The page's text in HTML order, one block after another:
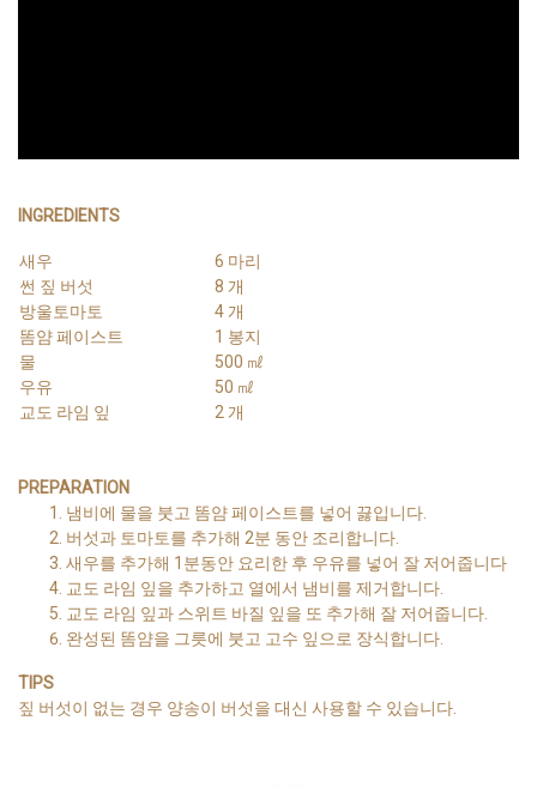
INGREDIENTS
새우
썬 짚 버섯
방울토마토
똠얌 페이스트
물
우유
교도 라임 잎
6 마리
8 개
4 개
1 봉지
500 ㎖
50 ㎖
2 개
PREPARATION
냄비에 물을 붓고 똠얌 페이스트를 넣어 끓입니다.
버섯과 토마토를 추가해 2분 동안 조리합니다.
새우를 추가해 1분동안 요리한 후 우유를 넣어 잘 저어줍니다
교도 라임 잎을 추가하고 열에서 냄비를 제거합니다.
교도 라임 잎과 스위트 바질 잎을 또 추가해 잘 저어줍니다.
완성된 똠얌을 그릇에 붓고 고수 잎으로 장식합니다.
TIPS
짚 버섯이 없는 경우 양송이 버섯을 대신 사용할 수 있습니다.